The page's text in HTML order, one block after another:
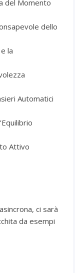
del Momento
dello
la
Automatici
Attivo
ci sarà
da esempi